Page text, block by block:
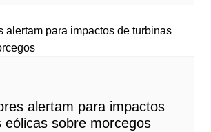
alertam para impactos
eólicas sobre morcegos